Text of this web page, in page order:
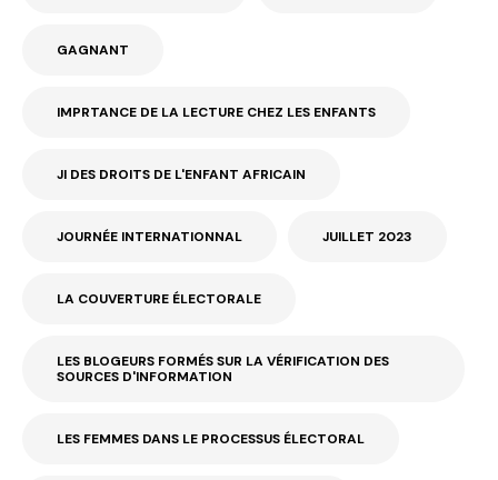
GAGNANT
IMPRTANCE DE LA LECTURE CHEZ LES ENFANTS
JI DES DROITS DE L'ENFANT AFRICAIN
JOURNÉE INTERNATIONNAL JUILLET 2023
LA COUVERTURE ÉLECTORALE
LES BLOGEURS FORMÉS SUR LA VÉRIFICATION DES
SOURCES D'INFORMATION
LES FEMMES DANS LE PROCESSUS ÉLECTORAL